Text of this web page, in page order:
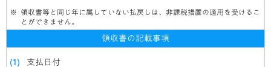
領収書等と同じ年に属していない払戻しは、非課税措置の適用を受けるこ
とができません。
領収書の記載事項
支払日付